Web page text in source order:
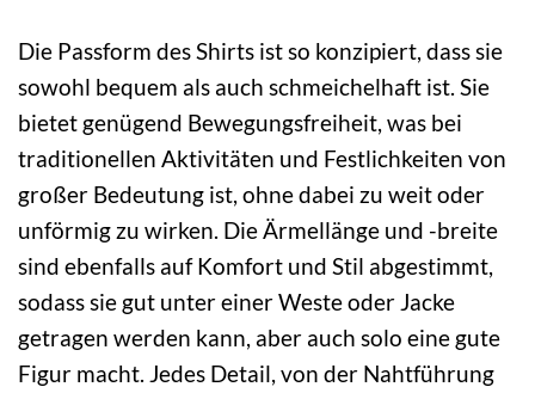
Die Passform des Shirts ist so konzipiert, dass sie
sowohl bequem als auch schmeichelhaft ist. Sie
bietet genügend Bewegungsfreiheit, was bei
traditionellen Aktivitäten und Festlichkeiten von
großer Bedeutung ist, ohne dabei zu weit oder
unförmig zu wirken. Die Ärmellänge und -breite
sind ebenfalls auf Komfort und Stil abgestimmt,
sodass sie gut unter einer Weste oder Jacke
getragen werden kann, aber auch solo eine gute
Figur macht. Jedes Detail, von der Nahtführung